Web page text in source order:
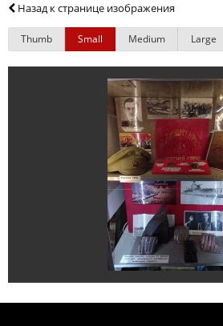
Назад к странице изображения
Thumb Small Medium Large